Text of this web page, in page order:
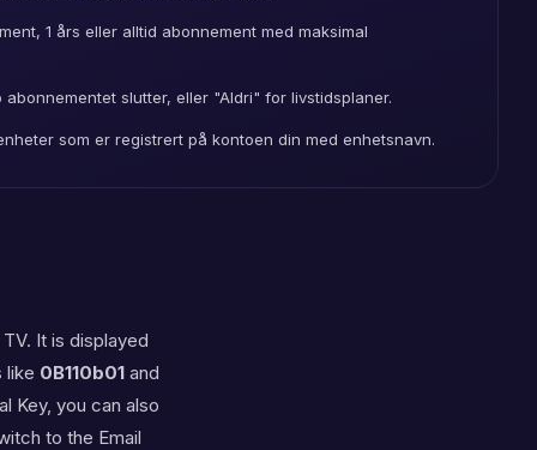
1 års eller alltid abonnement med maksimal
abonnementet slutter, eller "Aldri" for livstidsplaner.
som er registrert på kontoen din med enhetsnavn.
It is displayed
like 0B110b01 and
Key, you can also
to the Email